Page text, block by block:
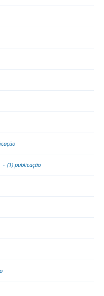
- (1) publicação